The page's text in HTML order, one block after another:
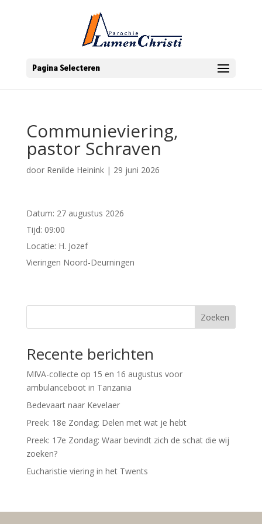
Pagina Selecteren
Communieviering,
pastor Schraven
door Renilde Heinink| 29 juni 2026
Datum: 27 augustus 2026
Tijd: 09:00
Locatie: H. Jozef
Vieringen Noord-Deurningen
Zoeken
Recente berichten
MIVA-collecte op 15 en 16 augustus voor
ambulanceboot in Tanzania
Bedevaart naar Kevelaer
Preek: 18e Zondag: Delen met wat je hebt
Preek: 17e Zondag: Waar bevindt zich de schat die wij
zoeken?
Eucharistie viering in het Twents